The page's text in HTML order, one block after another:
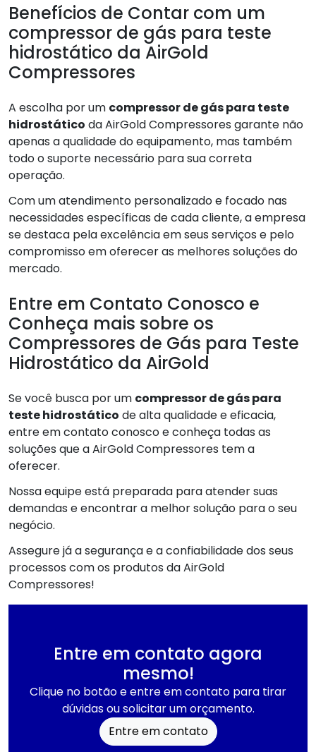
Benefícios de Contar com um
compressor de gás para teste
hidrostático da AirGold
Compressores
A escolha por um compressor de gás para teste
hidrostático da AirGold Compressores garante não
apenas a qualidade do equipamento, mas também
todo o suporte necessário para sua correta
operação.
Com um atendimento personalizado e focado nas
necessidades específicas de cada cliente, a empresa
se destaca pela excelência em seus serviços e pelo
compromisso em oferecer as melhores soluções do
mercado.
Entre em Contato Conosco e
Conheça mais sobre os
Compressores de Gás para Teste
Hidrostático da AirGold
Se você busca por um compressor de gás para
teste hidrostático de alta qualidade e eficacia,
entre em contato conosco e conheça todas as
soluções que a AirGold Compressores tem a
oferecer.
Nossa equipe está preparada para atender suas
demandas e encontrar a melhor solução para o seu
negócio.
Assegure já a segurança e a confiabilidade dos seus
processos com os produtos da AirGold
Compressores!
Entre em contato agora
mesmo!
Clique no botão e entre em contato para tirar
dúvidas ou solicitar um orçamento.
Entre em contato